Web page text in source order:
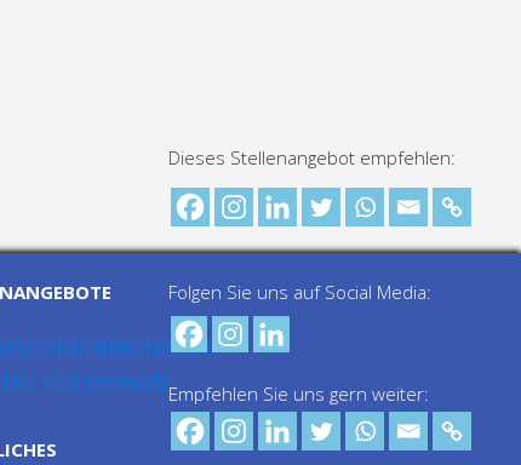
Dieses Stellenangebot empfehlen:
(m/w/d)
Folgen Sie uns auf Social Media:
Empfehlen Sie uns gern weiter: